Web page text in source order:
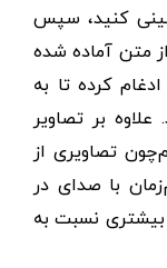
کنید، سپس
متن آماده شده
کرده تا به
بر تصاویر
تصاویری از
با صدای در
نسبت به